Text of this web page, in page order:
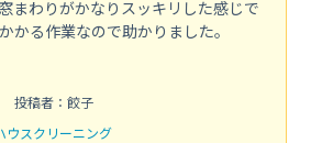
まわりがかなりスッキリした感じで
かる作業なので助かりました。
投稿者：餃子
ウスクリーニング